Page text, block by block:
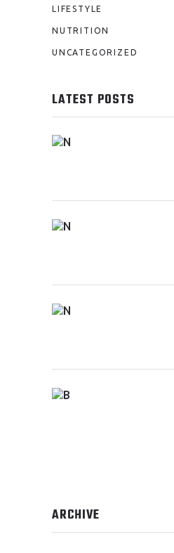
LIFESTYLE
NUTRITION
UNCATEGORIZED
LATEST POSTS
ARCHIVE